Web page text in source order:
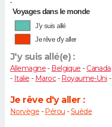
•
Voyages dans le monde
J'y suis allé
Je rêve d'y aller
J'y suis allé(e) :
Allemagne- Belgique - Canada
- Italie - Maroc-Royaume-Uni -
Je rêve d'y aller :
Norvège -Pérou -Suède